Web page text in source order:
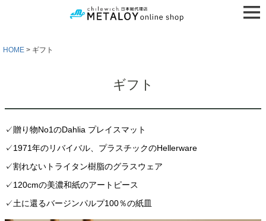
HOME ギフト
ギフト
贈り物No1のDahlia プレイスマット
1971年のリバイバル、プラスチックのHellerware
割れないトライタン樹脂のグラスウェア
120cmの美濃和紙のアートピース
土に還るバージンパルプ100％の紙皿